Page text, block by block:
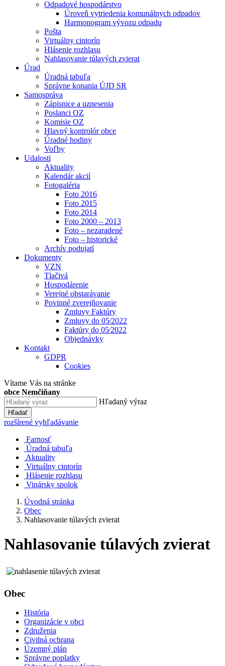
Odpadové hospodárstvo
Úroveň vytriedenia komunálnych odpadov
Harmonogram vývozu odpadu
Pošta
Virtuálny cintorín
Hlásenie rozhlasu
Nahlasovanie túlavých zvierat
Úrad
Úradná tabuľa
Správne konania ÚJD SR
Samospráva
Zápisnice a uznesenia
Poslanci OZ
Komisie OZ
Hlavný kontrolór obce
Úradné hodiny
Voľby
Udalosti
Aktuality
Kalendár akcií
Fotogaléria
Foto 2016
Foto 2015
Foto 2014
Foto 2000 – 2013
Foto – nezaradené
Foto – historické
Archív podujatí
Dokumenty
VZN
Tlačivá
Hospodárenie
Verejné obstarávanie
Povinné zverejňovanie
Zmluvy Faktúry
Zmluvy do 05⁄2022
Faktúry do 05⁄2022
Objednávky
Kontakt
GDPR
Cookies
Vítame Vás na stránke
obce Nemčiňany
Hľadaný výraz
Hľadať
rozšírené vyhľadávanie
Farnosť
Úradná tabuľa
Aktuality
Virtuálny cintorín
Hlásenie rozhlasu
Vinársky spolok
Úvodná stránka
Obec
Nahlasovanie túlavých zvierat
Nahlasovanie túlavých zvierat
Obec
História
Organizácie v obci
Združenia
Civilná ochrana
Územný plán
Správne poplatky